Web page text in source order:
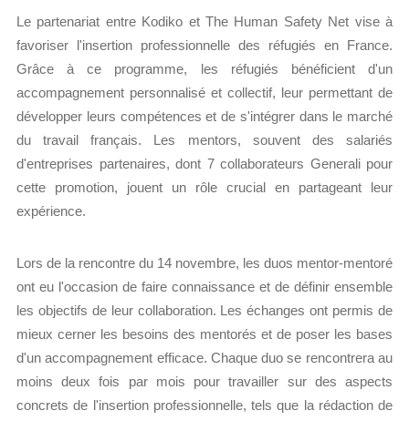
Le partenariat entre Kodiko et The Human Safety Net vise à
favoriser l'insertion professionnelle des réfugiés en France.
Grâce à ce programme, les réfugiés bénéficient d'un
accompagnement personnalisé et collectif, leur permettant de
développer leurs compétences et de s'intégrer dans le marché
du travail français. Les mentors, souvent des salariés
d'entreprises partenaires, dont 7 collaborateurs Generali pour
cette promotion, jouent un rôle crucial en partageant leur
expérience.
Lors de la rencontre du 14 novembre, les duos mentor-mentoré
ont eu l'occasion de faire connaissance et de définir ensemble
les objectifs de leur collaboration. Les échanges ont permis de
mieux cerner les besoins des mentorés et de poser les bases
d'un accompagnement efficace. Chaque duo se rencontrera au
moins deux fois par mois pour travailler sur des aspects
concrets de l'insertion professionnelle, tels que la rédaction de